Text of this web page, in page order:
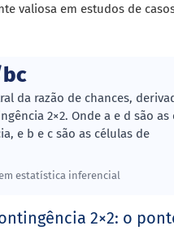
valiosa em estudos de
da razão de chances,
2×2. Onde a e d são as
e b e c são as células de
estatística inferencial
2×2: o